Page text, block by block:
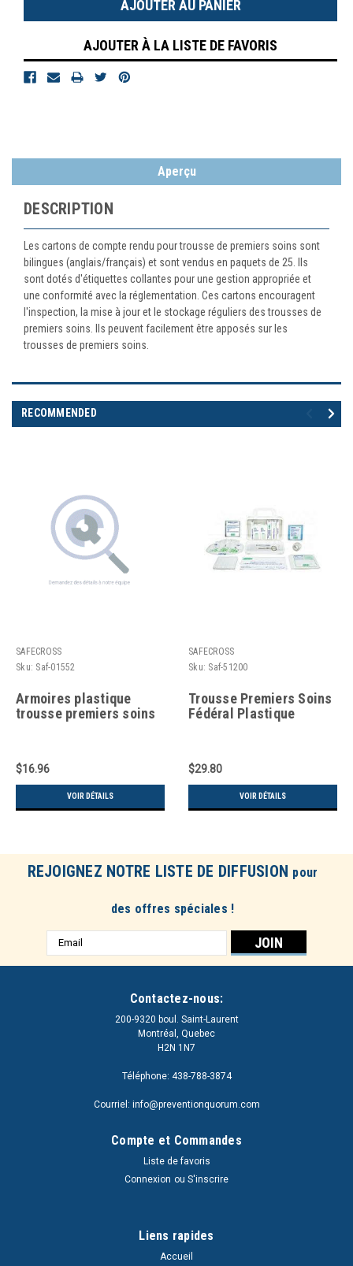
AJOUTER À LA LISTE DE FAVORIS
Aperçu
DESCRIPTION
Les cartons de compte rendu pour trousse de premiers soins sont
bilingues (anglais/français) et sont vendus en paquets de 25. Ils
sont dotés d'étiquettes collantes pour une gestion appropriée et
une conformité avec la réglementation. Ces cartons encouragent
l'inspection, la mise à jour et le stockage réguliers des trousses de
premiers soins. Ils peuvent facilement être apposés sur les
trousses de premiers soins.
RECOMMENDED
SAFECROSS
Sku: Saf-01552
Armoires plastique
trousse premiers soins
$16.96
VOIR DÉTAILS
SAFECROSS
Sku: Saf-51200
Trousse Premiers Soins
Fédéral Plastique
$29.80
VOIR DÉTAILS
REJOIGNEZ NOTRE LISTE DE DIFFUSION pour
des offres spéciales !
Adresse
e-
Contactez-nous:
200-9320 boul. Saint-Laurent
Montréal, Quebec
H2N 1N7
Téléphone: 438-788-3874
Courriel: info@preventionquorum.com
Compte et Commandes
Liste de favoris
Connexion ou S'inscrire
Liens rapides
Accueil